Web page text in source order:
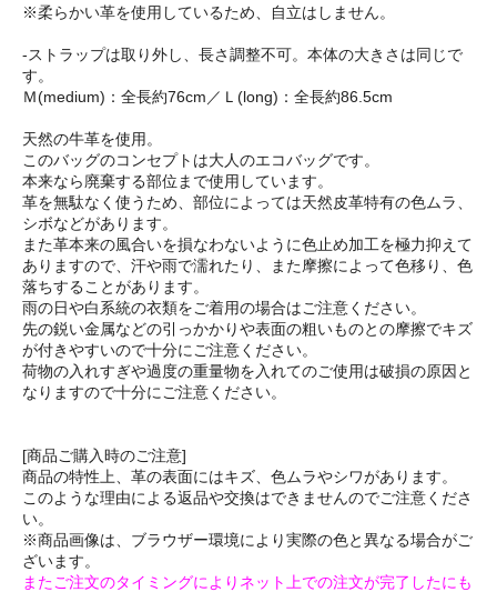
※柔らかい革を使用しているため、自立はしません。
-ストラップは取り外し、長さ調整不可。本体の大きさは同じで
す。
Ｍ(medium)：全長約76cm／Ｌ(long)：全長約86.5cm
天然の牛革を使用。
このバッグのコンセプトは大人のエコバッグです。
本来なら廃棄する部位まで使用しています。
革を無駄なく使うため、部位によっては天然皮革特有の色ムラ、
シボなどがあります。
また革本来の風合いを損なわないように色止め加工を極力抑えて
ありますので、汗や雨で濡れたり、また摩擦によって色移り、色
落ちすることがあります。
雨の日や白系統の衣類をご着用の場合はご注意ください。
先の鋭い金属などの引っかかりや表面の粗いものとの摩擦でキズ
が付きやすいので十分にご注意ください。
荷物の入れすぎや過度の重量物を入れてのご使用は破損の原因と
なりますので十分にご注意ください。
[商品ご購入時のご注意]
商品の特性上、革の表面にはキズ、色ムラやシワがあります。
このような理由による返品や交換はできませんのでご注意くださ
い。
※商品画像は、ブラウザー環境により実際の色と異なる場合がご
ざいます。
またご注文のタイミングによりネット上での注文が完了したにも